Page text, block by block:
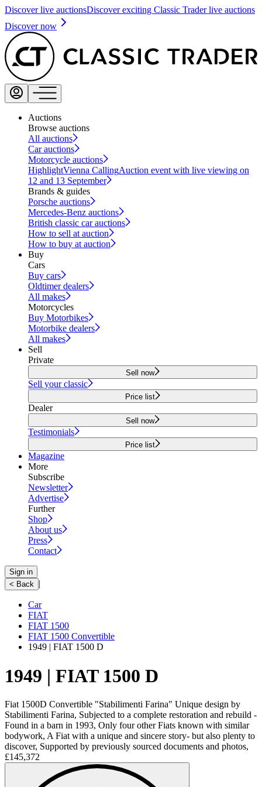
Discover live auctionsDiscover exciting Classic Trader live auctions
Discover now
Auctions
Browse auctions
All auctions
Car auctions
Motorcycle auctions
HighlightVienna CallingAuction event with live viewing on
12 and 13 September
Brands & guides
Porsche auctions
Mercedes-Benz auctions
British classic car auctions
How to sell at auction
How to buy at auction
Buy
Cars
Buy cars
Oldtimer dealers
All makes
Motorcycles
Buy Motorbikes
Motorbike dealers
All makes
Sell
Private
Sell now
Sell your classic
Price list
Dealer
Sell now
Testimonials
Price list
Magazine
More
Subscribe
Newsletter
Advertise
Further
Shop
About us
Press
Contact
Sign in
< Back |
Car
FIAT
FIAT 1500
FIAT 1500 Convertible
1949 | FIAT 1500 D
1949 | FIAT 1500 D
Fiat 1500D Convertible "Stabilimenti Farina" Unique design by
Stabilimenti Farina, Subjected to a complete restoration and rebuild -
Found in a barn in 1993, Only four other Fiats known with similar
bodywork, A Fiat with a unique and sincere story- but also plenty to
discover, Supported by previously sourced documents and photos,
£145,372